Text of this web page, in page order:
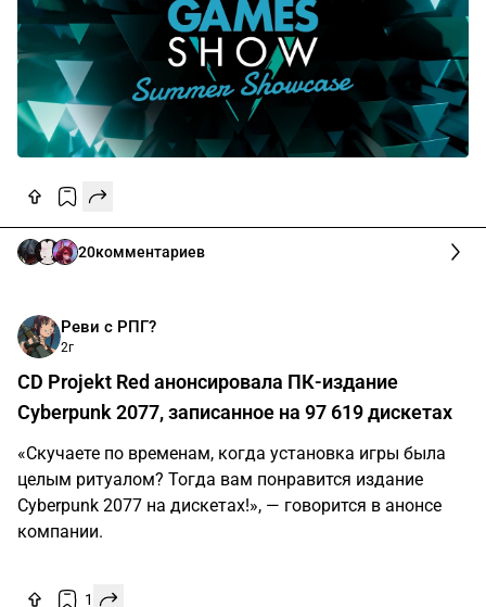
20комментариев
Реви с РПГ?
2г
CD Projekt Red анонсировала ПК-издание
Cyberpunk 2077, записанное на 97 619 дискетах
«Скучаете по временам, когда установка игры была
целым ритуалом? Тогда вам понравится издание
Cyberpunk 2077 на дискетах!», — говорится в анонсе
компании.
1